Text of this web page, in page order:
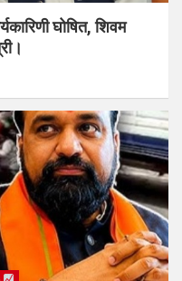
घोषित, शिवम